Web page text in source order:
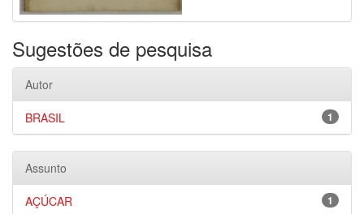
Sugestões de pesquisa
Autor
1
BRASIL
Assunto
1
AÇÚCAR